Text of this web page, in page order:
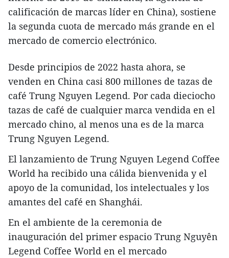
calificación de marcas líder en China), sostiene
la segunda cuota de mercado más grande en el
mercado de comercio electrónico.
Desde principios de 2022 hasta ahora, se
venden en China casi 800 millones de tazas de
café Trung Nguyen Legend. Por cada dieciocho
tazas de café de cualquier marca vendida en el
mercado chino, al menos una es de la marca
Trung Nguyen Legend.
El lanzamiento de Trung Nguyen Legend Coffee
World ha recibido una cálida bienvenida y el
apoyo de la comunidad, los intelectuales y los
amantes del café en Shanghái.
En el ambiente de la ceremonia de
inauguración del primer espacio Trung Nguyên
Legend Coffee World en el mercado